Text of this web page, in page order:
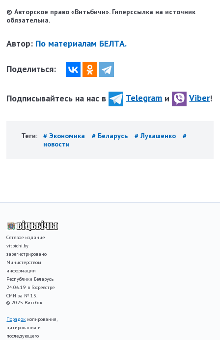
© Авторское право «Витьбичи». Гиперссылка на источник
обязательна.
Автор: По материалам БЕЛТА.
Поделиться:
Подписывайтесь на нас в Telegram и Viber!
Теги: # Экономика # Беларусь # Лукашенко
#
новости
Сетевое издание
vitbichi.by
зарегистрировано
Министерством
информации
Республики Беларусь
24.06.19 в Госреестре
СМИ за № 15.
© 2025 Витебск
Порядок копирования,
цитирования и
последующего